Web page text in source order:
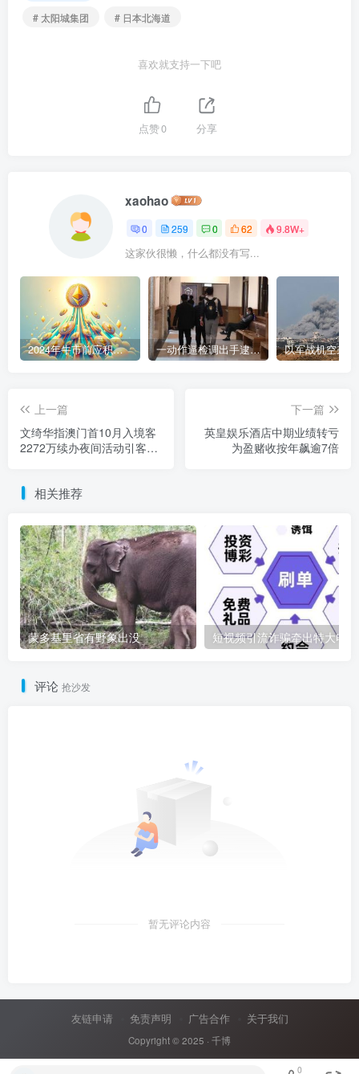
# 太阳城集团
# 日本北海道
喜欢就支持一下吧
点赞0 分享
xaohao
0 259 0 62 9.8W+
这家伙很懒，什么都没有写...
2024年牛市前应积累的9种加密货币 一动作逼检调出手逮人 陈盈助暴富史起底
上一篇
文绮华指澳门首10月入境客
2272万续办夜间活动引客延
下一篇
英皇娱乐酒店中期业绩转亏
为盈赌收按年飙逾7倍
相关推荐
蒙多基里省有野象出没
评论 抢沙发
暂无评论内容
友链申请 免责声明 广告合作 关于我们
Copyright © 2025 · 千博
0